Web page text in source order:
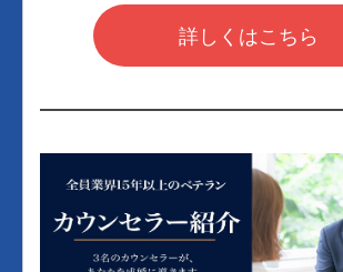
詳しくはこちら